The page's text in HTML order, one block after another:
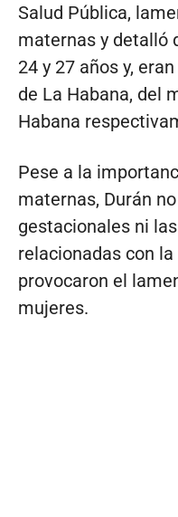
Salud Pública,
maternas y detalló
24 y 27 años y,
de La Habana, del
Habana
Pese a la
maternas, Durán
gestacionales ni
relacionadas con
provocaron el
mujeres.